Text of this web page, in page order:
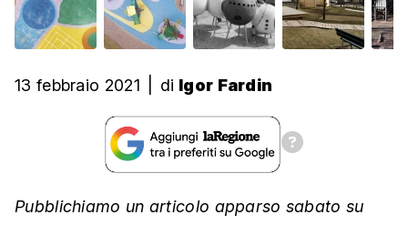
13 febbraio 2021 di Igor Fardin
Pubblichiamo un articolo apparso sabato su